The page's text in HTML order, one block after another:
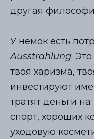
другая
У немок есть
Ausstrahlung.
твоя харизма,
инвестируют
тратят деньги
спорт, хороших
уходовую